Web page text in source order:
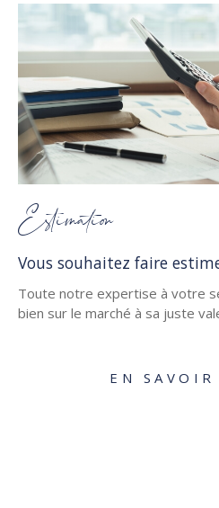
Estimation
Vous souhaitez faire
Toute notre expertise à votre
bien sur le marché à sa juste
EN SAVOIR